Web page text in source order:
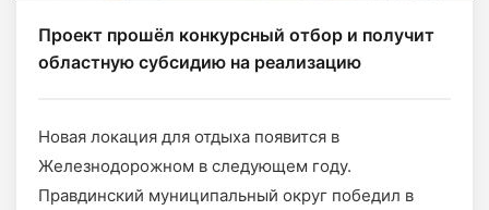
Проект прошёл конкурсный отбор и получит
областную субсидию на реализацию
Новая локация для отдыха появится в
Железнодорожном в следующем году.
Правдинский муниципальный округ победил в